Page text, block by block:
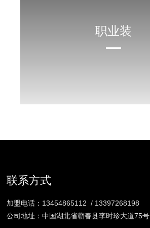
职业装
联系方式
加盟电话： 13454865112 / 13397268198
公司地址：中国湖北省蕲春县李时珍大道75号